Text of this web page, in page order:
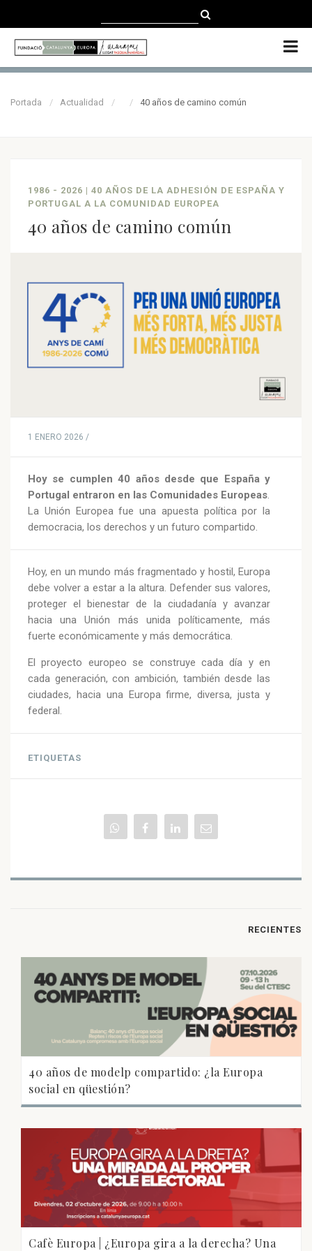
ENGLISH
Portada Actualidad 40 años de camino común
1986 - 2026 | 40 AÑOS DE LA ADHESIÓN DE ESPAÑA Y
PORTUGAL A LA COMUNIDAD EUROPEA
40 años de camino común
1 ENERO 2026 /
Hoy se cumplen 40 años desde que España y
Portugal entraron en las Comunidades Europeas.
La Unión Europea fue una apuesta política por la
democracia, los derechos y un futuro compartido.
Hoy, en un mundo más fragmentado y hostil, Europa
debe volver a estar a la altura. Defender sus valores,
proteger el bienestar de la ciudadanía y avanzar
hacia una Unión más unida políticamente, más
fuerte económicamente y más democrática.
El proyecto europeo se construye cada día y en
cada generación, con ambición, también desde las
ciudades, hacia una Europa firme, diversa, justa y
federal.
ETIQUETAS
RECIENTES
40 años de modelp compartido: ¿la Europa
social en qüestión?
Cafè Europa | ¿Europa gira a la derecha? Una